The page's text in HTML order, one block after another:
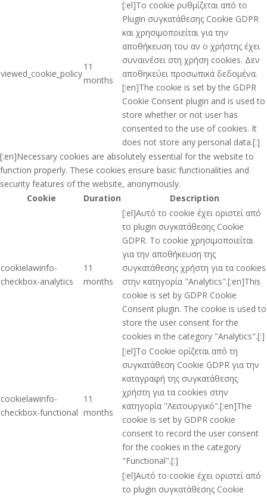
viewed_cookie_policy
11
months
[:el]Το cookie ρυθμίζεται από το
Plugin συγκατάθεσης Cookie GDPR
και χρησιμοποιείται για την
αποθήκευση του αν ο χρήστης έχει
συναινέσει στη χρήση cookies. Δεν
αποθηκεύει προσωπικά δεδομένα.
[:en]The cookie is set by the GDPR
Cookie Consent plugin and is used to
store whether or not user has
consented to the use of cookies. It
does not store any personal data.[:]
[:en]Necessary cookies are absolutely essential for the website to
function properly. These cookies ensure basic functionalities and
security features of the website, anonymously.
Cookie
Duration Description
cookielawinfo-
checkbox-analytics
11
months
[:el]Αυτό το cookie έχει οριστεί από
το plugin συγκατάθεσης Cookie
GDPR. Το cookie χρησιμοποιείται
για την αποθήκευση της
συγκατάθεσης χρήστη για τα cookies
στην κατηγορία "Analytics".[:en]This
cookie is set by GDPR Cookie
Consent plugin. The cookie is used to
store the user consent for the
cookies in the category "Analytics".[:]
cookielawinfo-
checkbox-functional
11
months
[:el]Το Cookie ορίζεται από τη
συγκατάθεση Cookie GDPR για την
καταγραφή της συγκατάθεσης
χρήστη για τα cookies στην
κατηγορία "Λειτουργικό".[:en]The
cookie is set by GDPR cookie
consent to record the user consent
for the cookies in the category
"Functional".[:]
[:el]Αυτό το cookie έχει οριστεί από
το plugin συγκατάθεσης Cookie